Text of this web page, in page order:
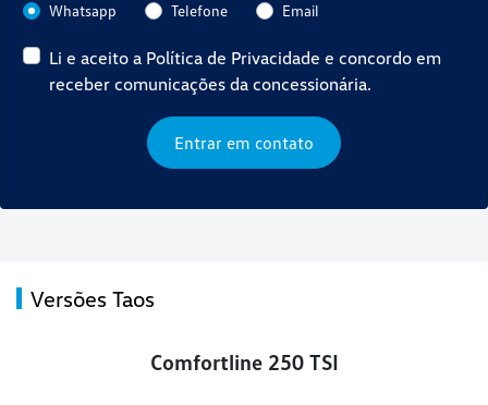
Whatsapp
Telefone Email
Li e aceito a Política de Privacidade e concordo em
receber comunicações da concessionária.
Entrar em contato
Versões Taos
Comfortline 250 TSI